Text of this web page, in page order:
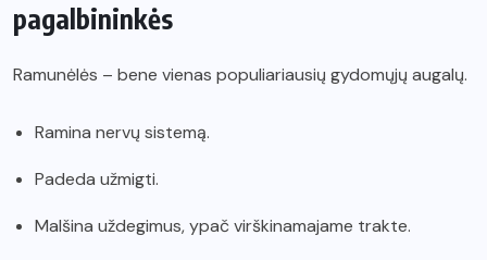
pagalbininkės
Ramunėlės – bene vienas populiariausių gydomųjų augalų.
Ramina nervų sistemą.
Padeda užmigti.
Malšina uždegimus, ypač virškinamajame trakte.